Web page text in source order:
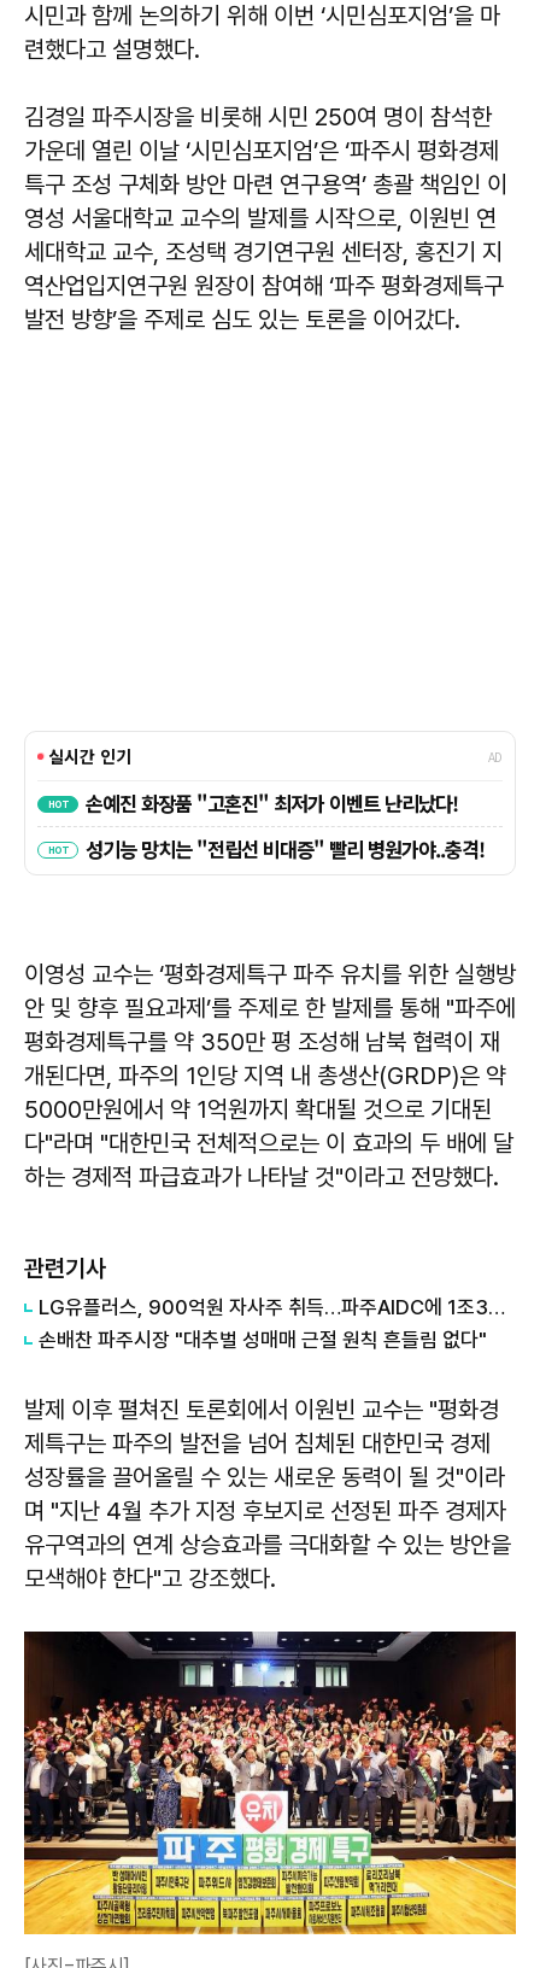
시민과 함께 논의하기 위해 이번 ‘시민심포지엄’을 마
련했다고 설명했다.
김경일 파주시장을 비롯해 시민 250여 명이 참석한
가운데 열린 이날 ‘시민심포지엄’은 ‘파주시 평화경제
특구 조성 구체화 방안 마련 연구용역’ 총괄 책임인 이
영성 서울대학교 교수의 발제를 시작으로, 이원빈 연
세대학교 교수, 조성택 경기연구원 센터장, 홍진기 지
역산업입지연구원 원장이 참여해 ‘파주 평화경제특구
발전 방향’을 주제로 심도 있는 토론을 이어갔다.
이영성 교수는 ‘평화경제특구 파주 유치를 위한 실행방
안 및 향후 필요과제’를 주제로 한 발제를 통해 "파주에
평화경제특구를 약 350만 평 조성해 남북 협력이 재
개된다면, 파주의 1인당 지역 내 총생산(GRDP)은 약
5000만원에서 약 1억원까지 확대될 것으로 기대된
다"라며 "대한민국 전체적으로는 이 효과의 두 배에 달
하는 경제적 파급효과가 나타날 것"이라고 전망했다.
관련기사
LG유플러스, 900억원 자사주 취득…파주AIDC에 1조3000억원 추가 투자
손배찬 파주시장 "대추벌 성매매 근절 원칙 흔들림 없다"
발제 이후 펼쳐진 토론회에서 이원빈 교수는 "평화경
제특구는 파주의 발전을 넘어 침체된 대한민국 경제
성장률을 끌어올릴 수 있는 새로운 동력이 될 것"이라
며 "지난 4월 추가 지정 후보지로 선정된 파주 경제자
유구역과의 연계 상승효과를 극대화할 수 있는 방안을
모색해야 한다"고 강조했다.